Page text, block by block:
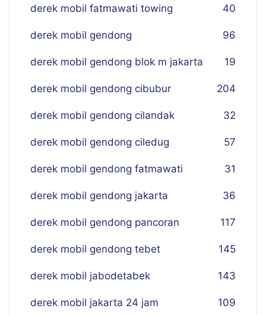
derek mobil fatmawati towing 40
derek mobil gendong 96
derek mobil gendong blok m jakarta 19
derek mobil gendong cibubur 204
derek mobil gendong cilandak 32
derek mobil gendong ciledug 57
derek mobil gendong fatmawati 31
derek mobil gendong jakarta 36
derek mobil gendong pancoran 117
derek mobil gendong tebet 145
derek mobil jabodetabek 143
derek mobil jakarta 24 jam 109